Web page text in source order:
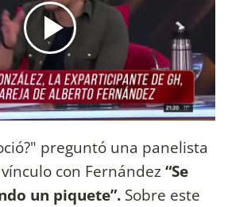
preguntó una panelista
con Fernández“Se
un piquete”. Sobre este